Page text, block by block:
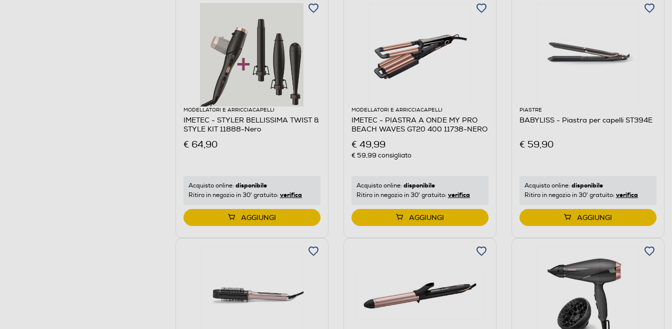
MODELLATORI E ARRICCIACAPELLI
IMETEC - STYLER BELLISSIMA TWIST &
STYLE KIT 11888-Nero
€ 64,90
Acquisto online: disponibile
Ritiro in negozio in 30' gratuito: verifica
AGGIUNGI
MODELLATORI E ARRICCIACAPELLI
IMETEC - PIASTRA A ONDE MY PRO
BEACH WAVES GT20 400 11738-NERO
€ 49,99
€ 59,99 consigliato
Acquisto online: disponibile
Ritiro in negozio in 30' gratuito: verifica
AGGIUNGI
PIASTRE
BABYLISS - Piastra per capelli ST394E
€ 59,90
Acquisto online: disponibile
Ritiro in negozio in 30' gratuito: verifica
AGGIUNGI